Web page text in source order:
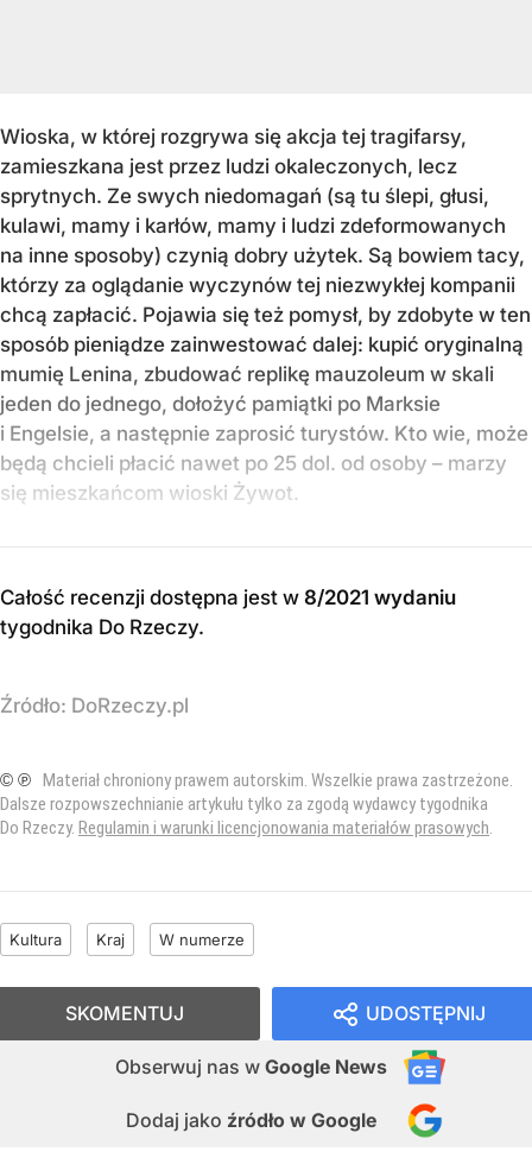
Wioska, w której rozgrywa się akcja tej tragifarsy,
zamieszkana jest przez ludzi okaleczonych, lecz
sprytnych. Ze swych niedomagań (są tu ślepi, głusi,
kulawi, mamy i karłów, mamy i ludzi zdeformowanych
na inne sposoby) czynią dobry użytek. Są bowiem tacy,
którzy za oglądanie wyczynów tej niezwykłej kompanii
chcą zapłacić. Pojawia się też pomysł, by zdobyte w ten
sposób pieniądze zainwestować dalej: kupić oryginalną
mumię Lenina, zbudować replikę mauzoleum w skali
jeden do jednego, dołożyć pamiątki po Marksie
i Engelsie, a następnie zaprosić turystów. Kto wie, może
będą chcieli płacić nawet po 25 dol. od osoby – marzy
się mieszkańcom wioski Żywot.
Całość recenzji dostępna jest w 8/2021 wydaniu
tygodnika Do Rzeczy.
Źródło: DoRzeczy.pl
© ℗ Materiał chroniony prawem autorskim. Wszelkie prawa zastrzeżone.
Dalsze rozpowszechnianie artykułu tylko za zgodą wydawcy tygodnika
Do Rzeczy. Regulamin i warunki licencjonowania materiałów prasowych.
Kultura Kraj W numerze
UDOSTĘPNIJ
Obserwuj nas w Google News
Dodaj jako źródło w Google
SKOMENTUJ